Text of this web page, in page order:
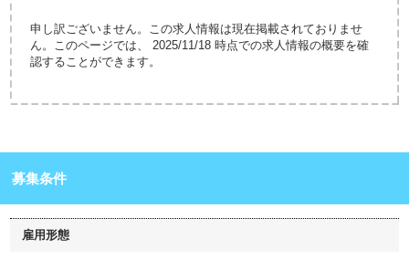
申し訳ございません。この求人情報は現在掲載されておりませ
ん。このページでは、 2025/11/18 時点での求人情報の概要を確
認することができます。
募集条件
雇用形態